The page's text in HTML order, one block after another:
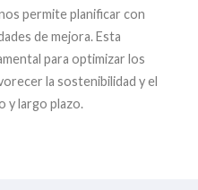
permite planificar con
de mejora. Esta
para optimizar los
la sostenibilidad y el
y largo plazo.